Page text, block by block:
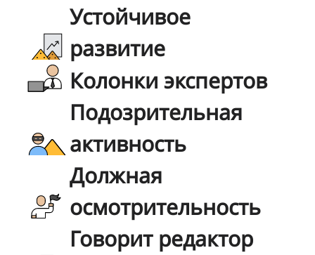
Устойчивое
развитие
Колонки экспертов
Подозрительная
активность
Должная
осмотрительность
Говорит редактор